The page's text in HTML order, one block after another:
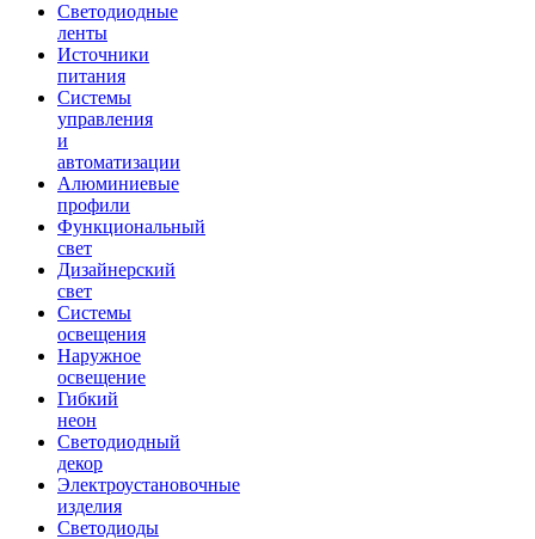
Светодиодные
ленты
Источники
питания
Системы
управления
и
автоматизации
Алюминиевые
профили
Функциональный
свет
Дизайнерский
свет
Системы
освещения
Наружное
освещение
Гибкий
неон
Светодиодный
декор
Электроустановочные
изделия
Светодиоды